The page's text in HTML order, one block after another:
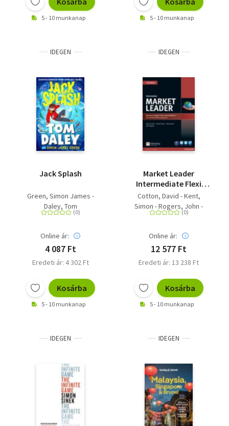
5 - 10 munkanap 5 - 10 munkanap
IDEGEN
Jack Splash
Green, Simon James -
Daley, Tom
Online ár:
4 087 Ft
Eredeti ár: 4 302 Ft
Kosárba
5 - 10 munkanap
IDEGEN
Market Leader
Intermediate Flexi
Course Book 2 Pack
Cotton, David - Kent,
Simon - Rogers, John -
Falvey, David
Online ár:
12 577 Ft
Eredeti ár: 13 238 Ft
Kosárba
5 - 10 munkanap
IDEGEN IDEGEN